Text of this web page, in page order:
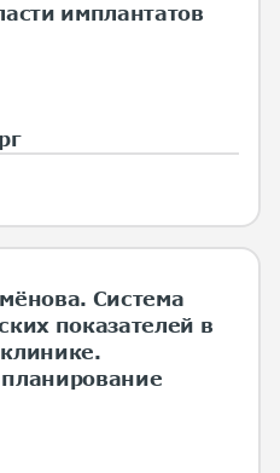
имплантатов
Система
показателей в